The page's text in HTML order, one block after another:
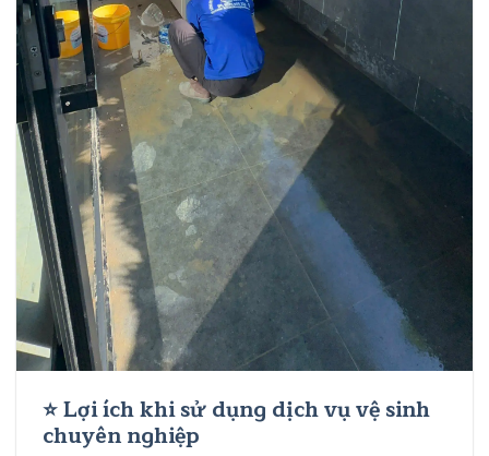
⭐Lợi ích khi sử dụng dịch vụ vệ sinh
chuyên nghiệp